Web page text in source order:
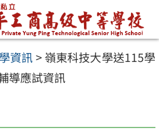
資訊>嶺東科技大學送115學
導應試資訊